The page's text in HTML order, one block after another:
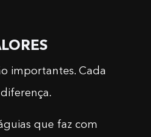
importantes. Cada
que faz com